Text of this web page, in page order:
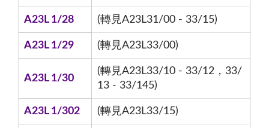
A23L 1/28 (轉見A23L31/00 - 33/15)
A23L 1/29 (轉見A23L33/00)
A23L 1/30
(轉見A23L33/10 - 33/12，33/
13 - 33/145)
A23L 1/302 (轉見A23L33/15)